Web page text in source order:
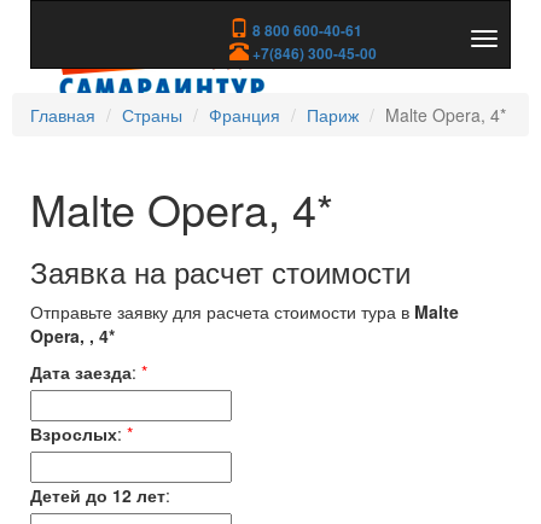
8 800 600-40-61
+7(846) 300-45-00
скрыть
Главная
Страны Франция Париж Malte Opera, 4*
Malte Opera, 4*
Заявка на расчет стоимости
Отправьте заявку для расчета стоимости тура в Malte
Opera, , 4*
Дата заезда: *
Взрослых: *
Детей до 12 лет: